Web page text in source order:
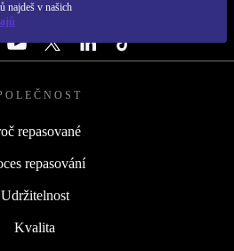
najdeš v našich
NÁS
repasované
repasování
Udržitelnost
Kvalita